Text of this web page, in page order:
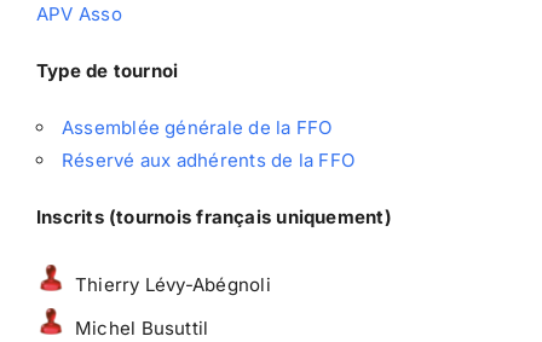
APV Asso
Type de tournoi
Assemblée générale de la FFO
Réservé aux adhérents de la FFO
Inscrits (tournois français uniquement)
Thierry Lévy-Abégnoli
Michel Busuttil